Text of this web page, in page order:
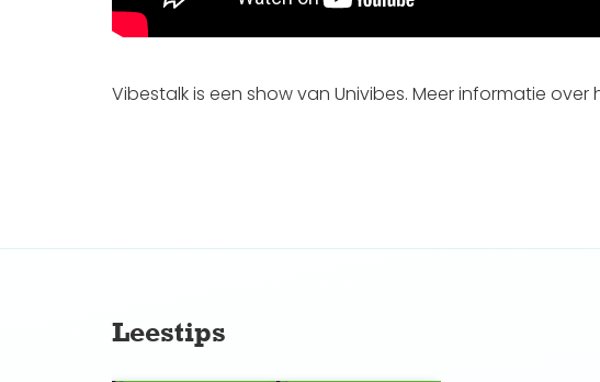
Vibestalk is een show van Univibes. Meer informatie
Leestips